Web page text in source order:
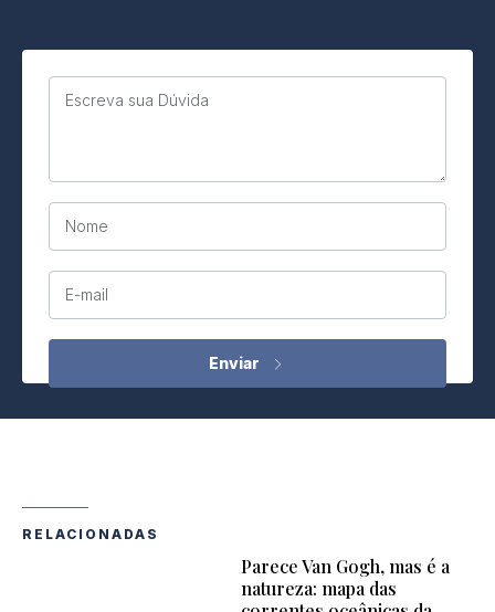
Escreva sua Dúvida
Nome
E-mail
RELACIONADAS
Parece Van Gogh, mas é a
natureza: mapa das